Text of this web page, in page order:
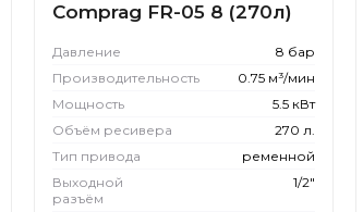
Comprag FR-05 8 (270л)
Давление
8 бар
Производительность
0.75 м³/мин
Мощность
5.5 кВт
Объём ресивера
270 л.
Тип привода
ременной
Выходной
разъём
1/2"